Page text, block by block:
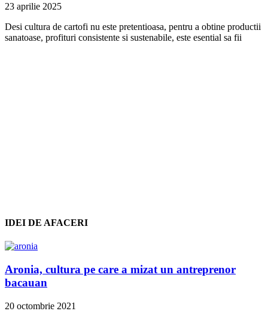
23 aprilie 2025
Desi cultura de cartofi nu este pretentioasa, pentru a obtine productii
sanatoase, profituri consistente si sustenabile, este esential sa fii
IDEI DE AFACERI
Aronia, cultura pe care a mizat un antreprenor
bacauan
20 octombrie 2021